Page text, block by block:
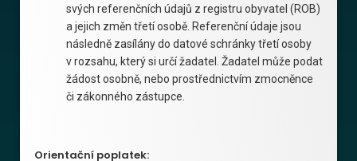
svých referenčních údajů z registru obyvatel (ROB)
a jejich změn třetí osobě. Referenční údaje jsou
následně zasílány do datové schránky třetí osoby
v rozsahu, který si určí žadatel. Žadatel může podat
žádost osobně, nebo prostřednictvím zmocněnce
či zákonného zástupce.
Orientační poplatek: